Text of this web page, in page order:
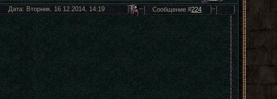
Дата: Вторник, 16.12.2014, 14:19 Сообщение #224